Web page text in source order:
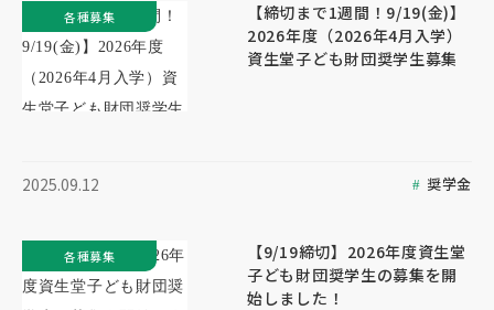
【締切まで1週間！9/19(金)】
2026年度（2026年4月入学）
資生堂子ども財団奨学生募集
2025.09.12 奨学金
各種募集
【9/19締切】2026年度資生堂
子ども財団奨学生の募集を開
始しました！
各種募集